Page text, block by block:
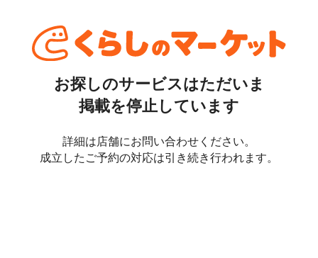
お探しのサービスはただいま
掲載を停止しています
詳細は店舗にお問い合わせください。
成立したご予約の対応は引き続き行われます。